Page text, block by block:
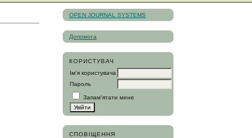
OPEN JOURNAL SYSTEMS
Допомога
КОРИСТУВАЧ
Ім'я користувача
Пароль
Запам'ятати мене
СПОВІЩЕННЯ